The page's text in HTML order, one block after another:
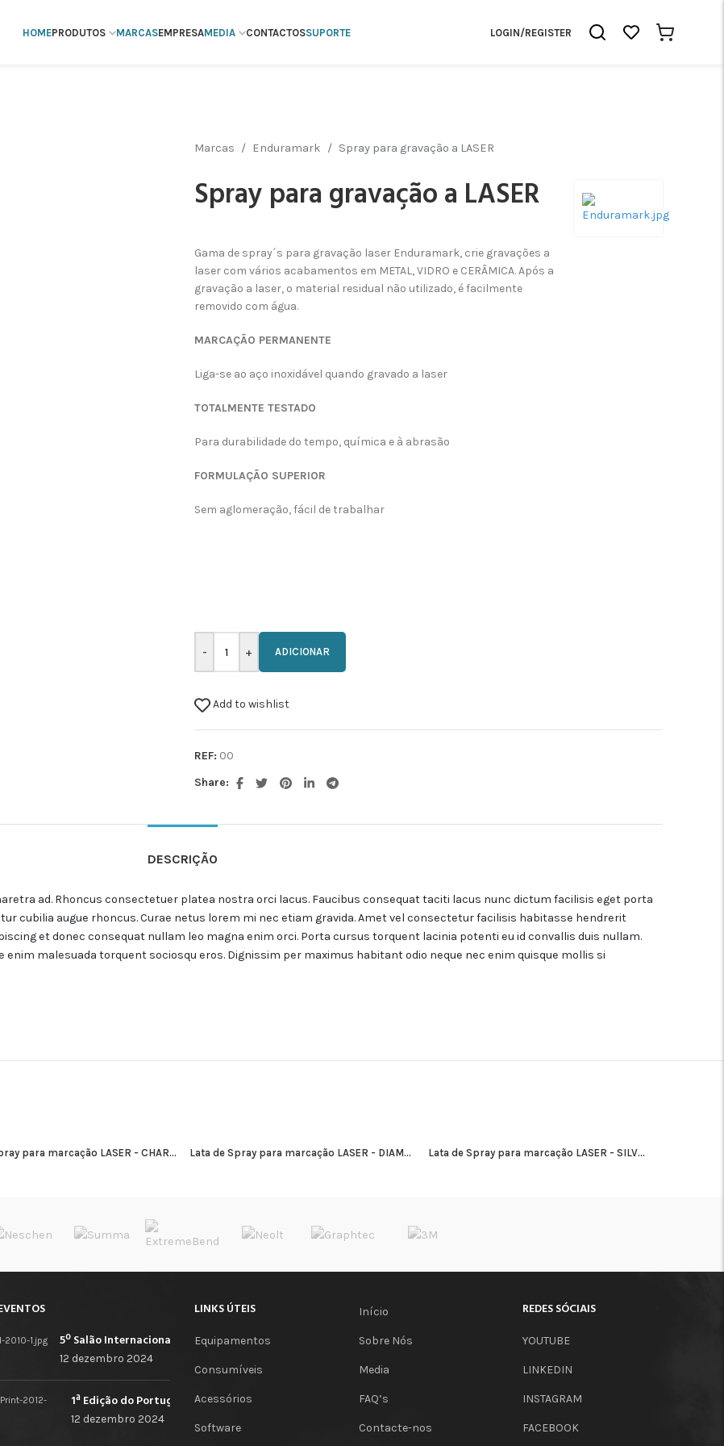
HOMEPRODUTOS MARCASEMPRESAMEDIA CONTACTOSSUPORTE LOGIN/REGISTER
Marcas Enduramark Spray para gravação a LASER
Spray para gravação a LASER
Gama de spray´s para gravação laser Enduramark, crie gravações a
laser com vários acabamentos em METAL, VIDRO e CERÂMICA. Após a
gravação a laser, o material residual não utilizado, é facilmente
removido com água.
MARCAÇÃO PERMANENTE
Liga-se ao aço inoxidável quando gravado a laser
TOTALMENTE TESTADO
Para durabilidade do tempo, química e à abrasão
FORMULAÇÃO SUPERIOR
Sem aglomeração, fácil de trabalhar
ADICIONAR
Add to wishlist
REF: 00
Share:
DESCRIÇÃO
ad. Rhoncus consectetuer platea nostra orci lacus. Faucibus consequat taciti lacus nunc dictum facilisis eget porta
cubilia augue rhoncus. Curae netus lorem mi nec etiam gravida. Amet vel consectetur facilisis habitasse hendrerit
et donec consequat nullam leo magna enim orci. Porta cursus torquent lacinia potenti eu id convallis duis nullam.
malesuada torquent sociosqu eros. Dignissim per maximus habitant odio neque nec enim quisque mollis si
para marcação LASER - CHAR... Lata de Spray para marcação LASER - DIAM... Lata de Spray para marcação LASER - SILV...
12 dezembro 2024
1ª Edição do Portugal Print
12 dezembro 2024
LINKS ÚTEIS
Equipamentos
Consumíveis
Acessórios
Software
Início
Sobre Nós
Media
FAQ’s
Contacte-nos
REDES SÓCIAIS
YOUTUBE
LINKEDIN
INSTAGRAM
FACEBOOK